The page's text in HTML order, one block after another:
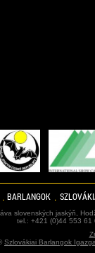
BARLANGOK
slovenských jaskýň,
tel.: +421 (0)44 553
Szlovákiai Barlangok